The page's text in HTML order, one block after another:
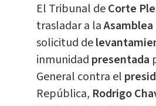
El Tribunal deCorte
trasladar a la
solicitud de
inmunidad presentada
General contra el
República, Rodrigo